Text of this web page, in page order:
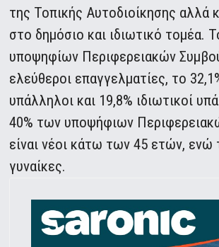
της Τοπικής Αυτοδιοίκησης αλλά
στο δημόσιο και ιδιωτικό τομέα.
υποψηφίων Περιφερειακών
ελεύθεροι επαγγελματίες, το
υπάλληλοι και 19,8% ιδιωτικοί
40% των υποψήφιων
είναι νέοι κάτω των 45 ετών, ενώ
γυναίκες.